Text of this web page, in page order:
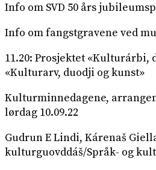
Info om SVD 50 års
Info om fangstgravene ved
11.20: Prosjektet «Kulturárbi,
«Kulturarv, duodji og kunst»
Kulturminnedagene,
lørdag 10.09.22
Gudrun E Lindi, Kárenaš
kulturguovddáš/Språk- og